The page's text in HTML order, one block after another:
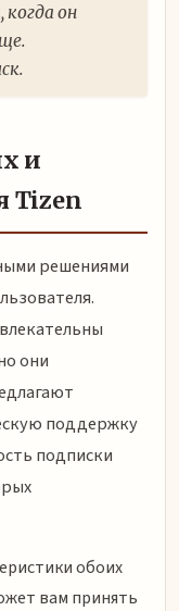
он
и
Tizen
решениями
они
поддержку
подписки
обоих
вам принять